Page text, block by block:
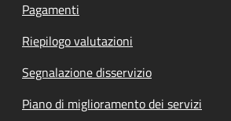
Pagamenti
Riepilogo valutazioni
Segnalazione disservizio
Piano di miglioramento dei servizi